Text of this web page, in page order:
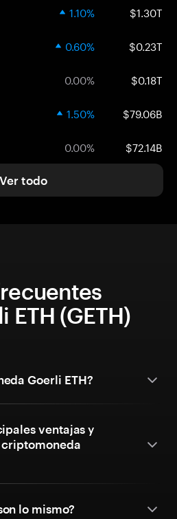
1.10% $1.30T
0.60% $0.23T
0.00% $0.18T
1.50% $79.06B
0.00% $72.14B
Ver todo
ETH (GETH)
Goerli ETH?
ventajas y
lo mismo?